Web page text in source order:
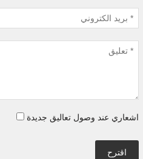
اشعاري عند وصول تعاليق جديدة
اقترح